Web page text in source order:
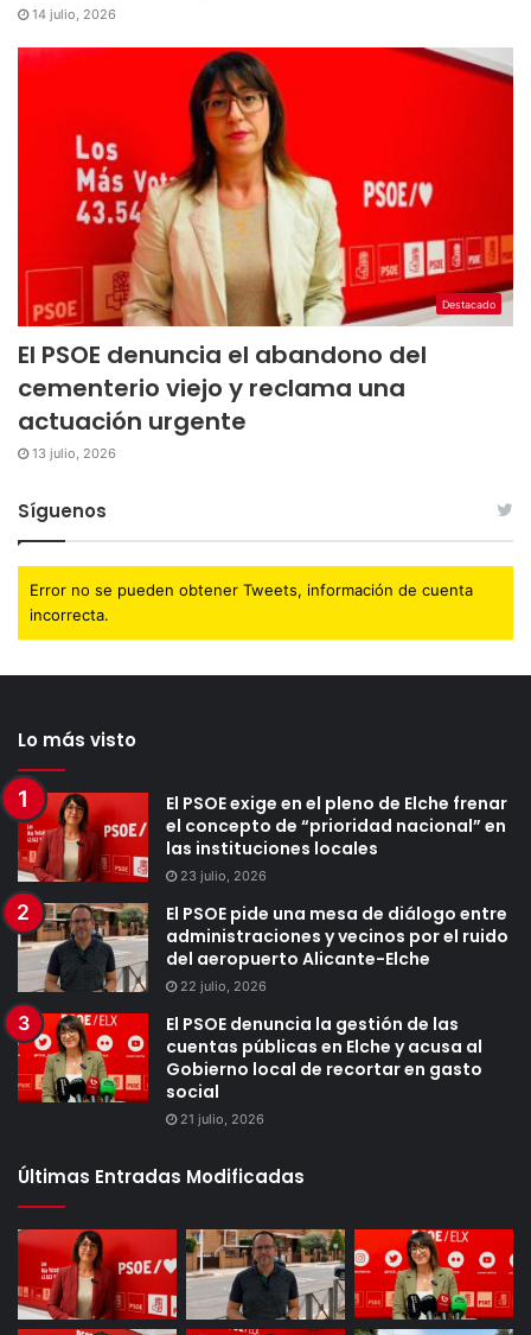
14 julio, 2026
Destacado
El PSOE denuncia el abandono del
cementerio viejo y reclama una
actuación urgente
13 julio, 2026
Síguenos
Error no se pueden obtener Tweets, información de cuenta
incorrecta.
Lo más visto
El PSOE exige en el pleno de Elche frenar
el concepto de “prioridad nacional” en
las instituciones locales
23 julio, 2026
El PSOE pide una mesa de diálogo entre
administraciones y vecinos por el ruido
del aeropuerto Alicante-Elche
22 julio, 2026
El PSOE denuncia la gestión de las
cuentas públicas en Elche y acusa al
Gobierno local de recortar en gasto
social
21 julio, 2026
Últimas Entradas Modificadas